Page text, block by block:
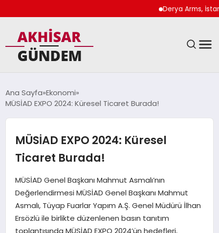
Derya Arms, İstanbul
EKONOMI
SPOR
TEKNOLOJI
YAŞAM
Ana Sayfa Ekonomi
MÜSİAD EXPO 2024: Küresel Ticaret Burada!
MÜSİAD EXPO 2024: Küresel
Ticaret Burada!
MÜSİAD Genel Başkanı Mahmut Asmalı’nın
Değerlendirmesi MÜSİAD Genel Başkanı Mahmut
Asmalı, Tüyap Fuarlar Yapım A.Ş. Genel Müdürü İlhan
Ersözlü ile birlikte düzenlenen basın tanıtım
toplantısında MÜSİAD EXPO 2024’ün hedefleri,